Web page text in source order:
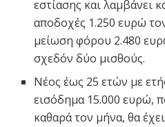
εστίασης και λαμβάνει
αποδοχές 1.250 ευρώ
μείωση φόρου 2.480
σχεδόν δύο μισθούς.
Νέος έως 25 ετών με
εισόδημα 15.000 ευρώ,
καθαρά τον μήνα, θα